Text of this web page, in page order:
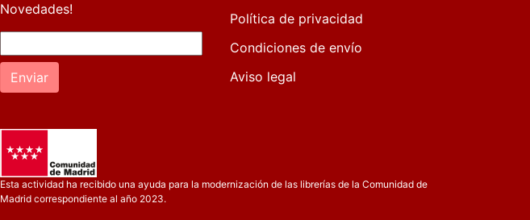
Novedades!
Enviar
Política de privacidad
Condiciones de envío
Aviso legal
Esta actividad ha recibido una ayuda para la modernización de las librerías de la Comunidad de
Madrid correspondiente al año 2023.